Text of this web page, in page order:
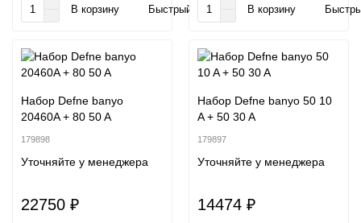
В корзину Быстрый заказ В корзину
Набор Defne banyo
20460A + 80 50 A
179898
Уточняйте у менеджера
22750 ₽
Набор Defne banyo 50 10
A + 50 30 A
179897
Уточняйте у менеджера
14474 ₽